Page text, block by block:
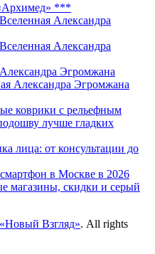
***
Вселенная Александра
Вселенная Александра
Эгромжана
Александра Эгромжана
коврики с рельефным
лучше гладких
лица: от консультации до
в Москве в 2026
магазины, скидки и серый
Взгляд». All rights